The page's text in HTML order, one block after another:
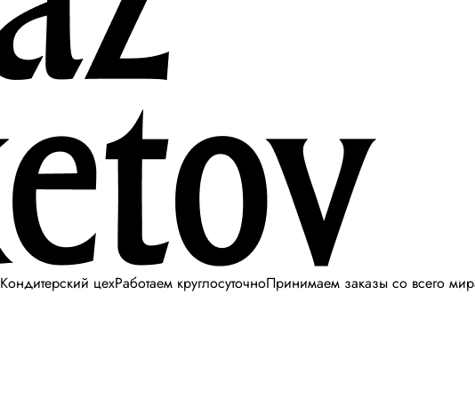
Кондитерский цехРаботаем круглосуточноПринимаем заказы со всего